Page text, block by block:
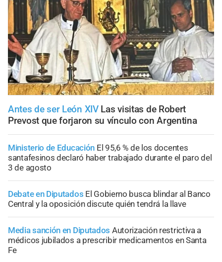
Antes de ser León XIV Las visitas de Robert
Prevost que forjaron su vínculo con Argentina
Ministerio de Educación El 95,6 % de los docentes
santafesinos declaró haber trabajado durante el paro del
3 de agosto
Debate en Diputados El Gobierno busca blindar al Banco
Central y la oposición discute quién tendrá la llave
Media sanción en Diputados Autorización restrictiva a
médicos jubilados a prescribir medicamentos en Santa
Fe